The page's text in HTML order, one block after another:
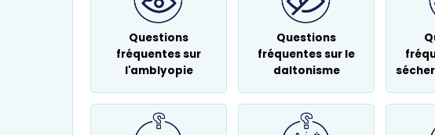
Questions
fréquentes sur
l'amblyopie
Questions
fréquentes sur le
daltonisme